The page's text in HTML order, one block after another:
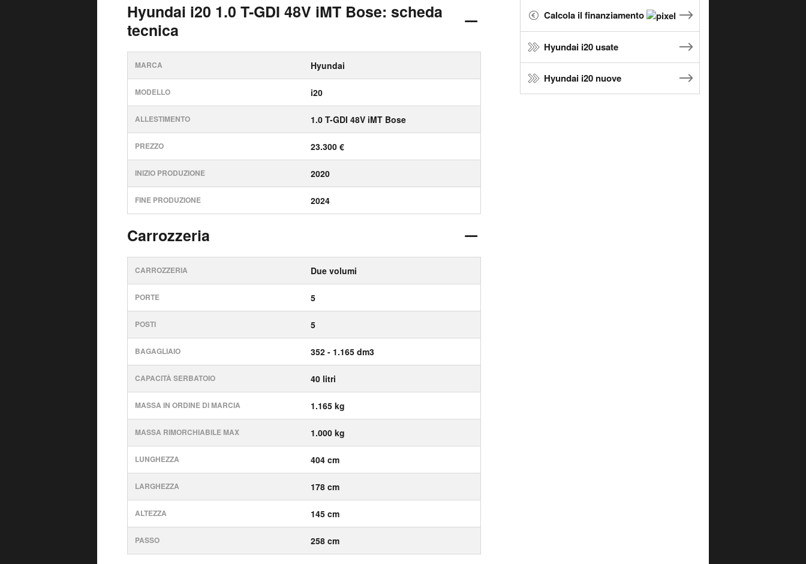
Hyundai i20 1.0 T-GDI 48V iMT Bose: scheda
tecnica
MARCA Hyundai
MODELLO i20
ALLESTIMENTO 1.0 T-GDI 48V iMT Bose
PREZZO 23.300 €
INIZIO PRODUZIONE 2020
FINE PRODUZIONE 2024
Carrozzeria
CARROZZERIA Due volumi
PORTE 5
POSTI 5
BAGAGLIAIO 352 - 1.165 dm3
CAPACITÀ SERBATOIO 40 litri
MASSA IN ORDINE DI MARCIA 1.165 kg
MASSA RIMORCHIABILE MAX 1.000 kg
LUNGHEZZA 404 cm
LARGHEZZA 178 cm
ALTEZZA 145 cm
PASSO 258 cm
Calcola il finanziamento
Hyundai i20 usate
Hyundai i20 nuove